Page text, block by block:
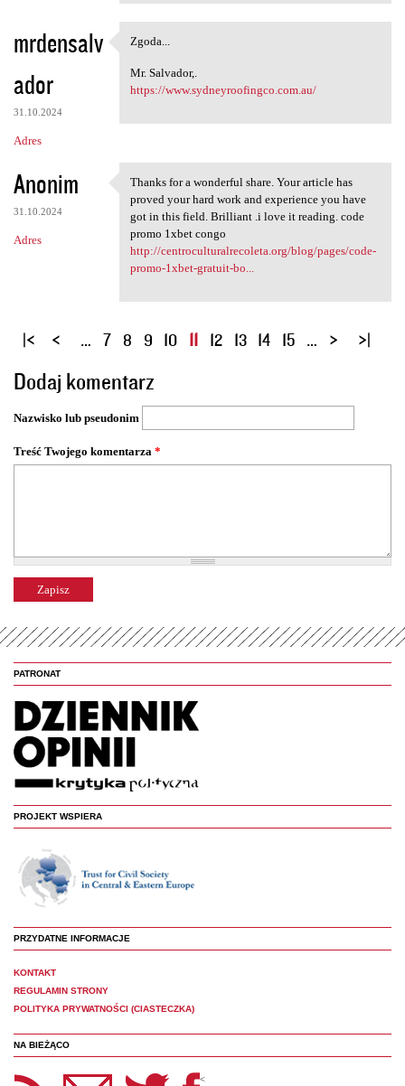
mrdensalv
ador
31.10.2024
Adres
Zgoda...
Zgoda...
Mr. Salvador,.
https://www.sydneyroofingco.com.au/
Anonim
31.10.2024
Adres
Thanks for a wonderful share.
Thanks for a wonderful share. Your article has
proved your hard work and experience you have
got in this field. Brilliant .i love it reading. code
promo 1xbet congo
http://centroculturalrecoleta.org/blog/pages/code-
promo-1xbet-gratuit-bo...
S
r
o
n
y
… 7 8 9 10 11 12 13 14 15 …
Dodaj komentarz
Nazwisko lub pseudonim
Treść Twojego komentarza *
PATRONAT
PROJEKT WSPIERA
PRZYDATNE INFORMACJE
KONTAKT
REGULAMIN STRONY
POLITYKA PRYWATNOŚCI (CIASTECZKA)
NA BIEŻĄCO
Panoptyka Facebook <